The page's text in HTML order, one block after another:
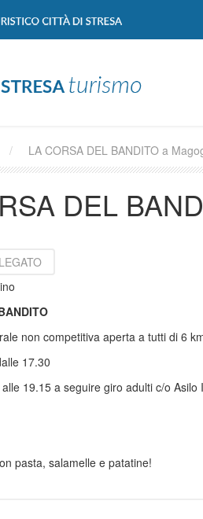
/ LA CORSA DEL BANDITO a
DEL
non competitiva aperta a tutti di 6
17.30
19.15 a seguire giro adulti c/o Asilo
pasta, salamelle e patatine!